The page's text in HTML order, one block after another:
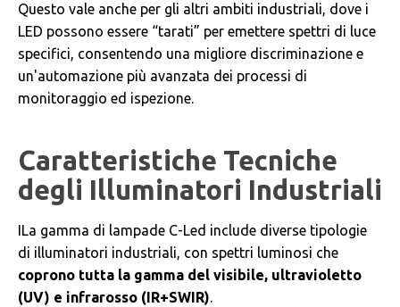
Questo vale anche per gli altri ambiti industriali, dove i
LED possono essere “tarati” per emettere spettri di luce
specifici, consentendo una migliore discriminazione e
un'automazione più avanzata dei processi di
monitoraggio ed ispezione.
Caratteristiche Tecniche
degli Illuminatori Industriali
ILa gamma di lampade C-Led include diverse tipologie
di illuminatori industriali, con spettri luminosi che
coprono tutta la gamma del visibile, ultravioletto
(UV) e infrarosso (IR+SWIR).